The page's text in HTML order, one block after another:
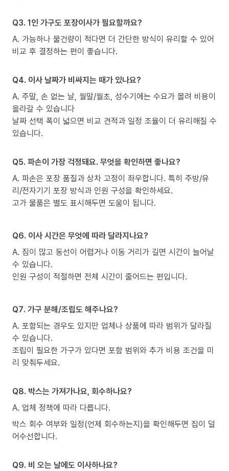
Q3. 1인 가구도 포장이사가 필요할까요?
A. 가능하나 물건량이 적다면 더 간단한 방식이 유리할 수 있어
비교 후 결정하는 편이 좋습니다.
Q4. 이사 날짜가 비싸지는 때가 있나요?
A. 주말, 손 없는 날, 월말/월초, 성수기에는 수요가 몰려 비용이
올라갈 수 있습니다
날짜 선택 폭이 넓으면 비교 견적과 일정 조율이 더 유리해질 수
있습니다.
Q5. 파손이 가장 걱정돼요. 무엇을 확인하면 좋나요?
A. 파손은 포장 품질과 상차 고정이 좌우합니다. 특히 주방/유
리/전자기기 포장 방식과 인원 구성을 확인하세요.
고가 물품은 별도 표시해두면 도움이 됩니다.
Q6. 이사 시간은 무엇에 따라 달라지나요?
A. 짐이 많고 동선이 어렵거나 이동 거리가 길면 시간이 늘어날
수 있습니다.
인원 구성이 적절하면 전체 시간이 줄어드는 편입니다.
Q7. 가구 분해/조립도 해주나요?
A. 포함되는 경우도 있지만 업체나 상품에 따라 범위가 달라질
수 있습니다.
조립이 필요한 가구가 있다면 포함 범위와 추가 비용 조건을 미
리 맞춰두세요.
Q8. 박스는 가져가나요, 회수하나요?
A. 업체 정책에 따라 다릅니다.
박스 회수 여부와 일정(언제 회수하는지)을 확인해두면 집이 덜
어수선합니다.
Q9. 비 오는 날에도 이사하나요?